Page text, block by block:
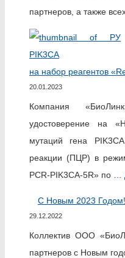
партнеров, а также
на набор реагентов
20.01.2023
Компания
удостоверение на
мутаций гена
реакции (ПЦР) в
PCR-PIK3CA-5R» по …
С Новым 2023 Годом!
29.12.2022
Коллектив ООО
партнеров с Новым